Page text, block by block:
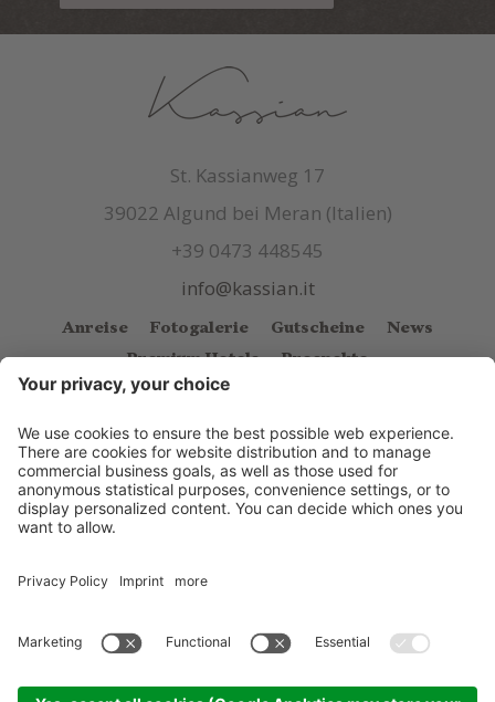
St. Kassianweg 17
39022 Algund bei Meran (Italien)
+39 0473 448545
info@kassian.it
Anreise Fotogalerie Gutscheine
News
Premium Hotels
Prospekte
© Kassian CIN: IT021038A1FXQUMHJW
.